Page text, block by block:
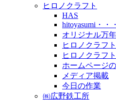
ヒロノクラフト
HAS
hitoyasumi・・・
オリジナル万
ヒロノクラフ
ヒロノクラフ
ホームページ
メディア掲載
今日の作業
㈱広野鉄工所